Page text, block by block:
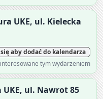
UKE, ul. Kielecka
aby dodać do kalendarza
tym wydarzeniem
UKE, ul. Nawrot 85